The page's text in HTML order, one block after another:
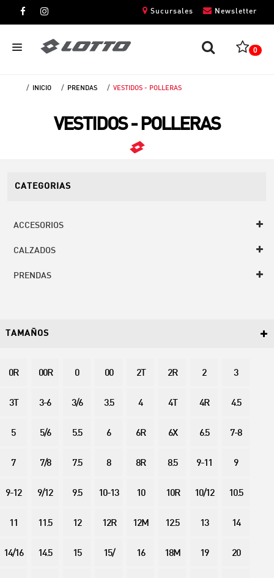
Newsletter
Sucursales
0
INICIO PRENDAS VESTIDOS - POLLERAS
VESTIDOS - POLLERAS
CATEGORIAS
ACCESORIOS
CALZADOS
PRENDAS
TAMAÑOS
0R 00R 0 00 2T 2R 2 3
3T 3-6 3/6 3.5 4 4T 4R 4.5
5 5/6 5.5 6 6R 6X 6.5 7-8
7 7/8 7.5 8 8R 8.5 9-11 9
9-12 9/12 9.5 10-13 10 10R 10/12 10.5
11 11.5 12 12R 12M 12.5 13 14
14/16 14.5 15 15/ 16 18M 19 20